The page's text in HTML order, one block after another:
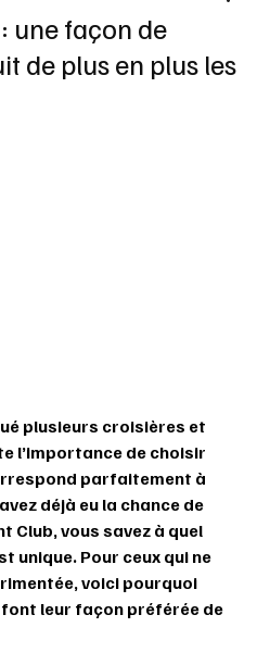
une façon de
de plus en plus les
plusieurs croisières et
l’importance de choisir
parfaitement à
déjà eu la chance de
Club, vous savez à quel
unique. Pour ceux qui ne
voici pourquoi
leur façon préférée de